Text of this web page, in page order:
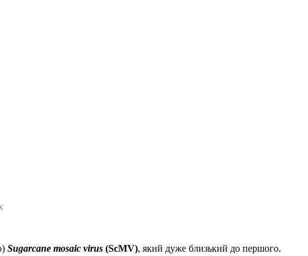
Sugarcane mosaic virus (ScMV), який дуже близький до першого.